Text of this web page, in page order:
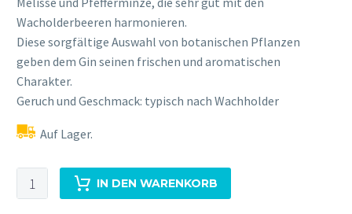
Wacholderbeeren harmonieren.
Diese sorgfältige Auswahl von botanischen Pflanzen
geben dem Gin seinen frischen und aromatischen
Charakter.
Geruch und Geschmack: typisch nach Wachholder
Auf Lager.
Fever
Island
IN DEN WARENKORB